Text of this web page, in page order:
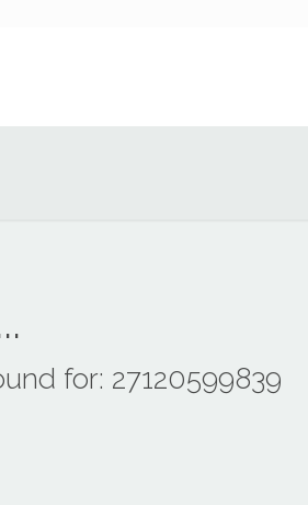
for: 27120599839